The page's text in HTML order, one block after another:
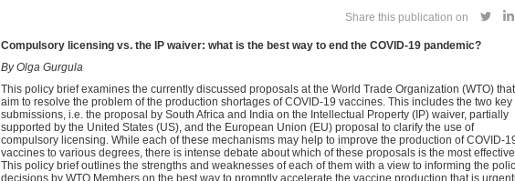
Share this publication on
Compulsory licensing vs. the IP waiver: what is the best way to end the COVID-19 pandemic?
By Olga Gurgula
This policy brief examines the currently discussed proposals at the World Trade Organization (WTO) that
aim to resolve the problem of the production shortages of COVID-19 vaccines. This includes the two key
submissions, i.e. the proposal by South Africa and India on the Intellectual Property (IP) waiver, partially
supported by the United States (US), and the European Union (EU) proposal to clarify the use of
compulsory licensing. While each of these mechanisms may help to improve the production of COVID-
vaccines to various degrees, there is intense debate about which of these proposals is the most
This policy brief outlines the strengths and weaknesses of each of them with a view to informing the
decisions by WTO Members on the best way to promptly accelerate the vaccine production that is